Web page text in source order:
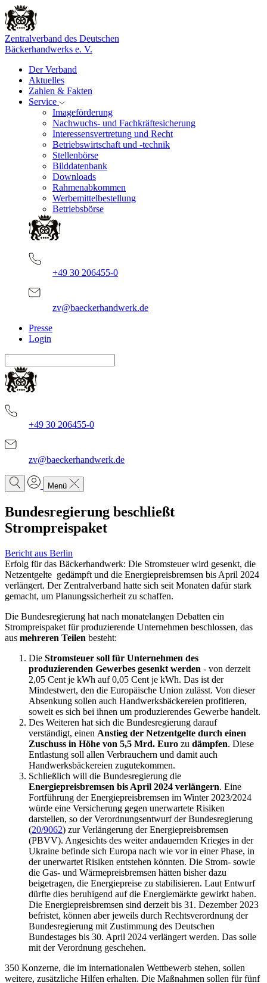
Zentralverband des Deutschen
Bäckerhandwerks e. V.
Der Verband
Aktuelles
Zahlen & Fakten
Service
Imageförderung
Nachwuchs- und Fachkräftesicherung
Interessensvertretung und Recht
Betriebswirtschaft und -technik
Stellenbörse
Bilddatenbank
Downloads
Rahmenabkommen
Werbemittelbestellung
Betriebsbörse
+49 30 206455-0
zv@baeckerhandwerk.de
Presse
Login
+49 30 206455-0
zv@baeckerhandwerk.de
Menü
Bundesregierung beschließt
Strompreispaket
Bericht aus Berlin
Erfolg für das Bäckerhandwerk: Die Stromsteuer wird gesenkt, die
Netzentgelte gedämpft und die Energiepreisbremsen bis April 2024
verlängert. Der Zentralverband hatte sich seit Monaten dafür stark
gemacht, um Planungssicherheit zu schaffen.
Die Bundesregierung hat nach monatelangen Debatten ein
Strompreispaket für produzierende Unternehmen beschlossen, das
aus mehreren Teilen besteht:
Die Stromsteuer soll für Unternehmen des
produzierenden Gewerbes gesenkt werden - von derzeit
2,05 Cent je kWh auf 0,05 Cent je kWh. Das ist der
Mindestwert, den die Europäische Union zulässt. Von dieser
Absenkung sollen auch Handwerksbäckereien profitieren,
soweit es sich bei ihnen um produzierendes Gewerbe handelt.
Des Weiteren hat sich die Bundesregierung darauf
verständigt, einen Anstieg der Netzentgelte durch einen
Zuschuss in Höhe von 5,5 Mrd. Euro zu dämpfen. Diese
Entlastung soll allen Verbrauchern und damit auch
Handwerksbäckereien zugutekommen.
Schließlich will die Bundesregierung die
Energiepreisbremsen bis April 2024 verlängern. Eine
Fortführung der Energiepreisbremsen im Winter 2023/2024
würde eine Versicherung gegen unerwartete Risiken
darstellen, so der Verordnungsentwurf der Bundesregierung
(20/9062) zur Verlängerung der Energiepreisbremsen
(PBVV). Angesichts des weiter andauernden Krieges in der
Ukraine befinde sich Europa nach wie vor in einer Phase, in
der unerwartet Risiken entstehen könnten. Die Strom- sowie
die Gas- und Wärmepreisbremsen hätten bisher dazu
beigetragen, die Energiepreise zu stabilisieren. Laut Entwurf
dürfte dies beruhigend auf die Energiemärkte gewirkt haben.
Die Energiepreisbremsen sind derzeit bis 31. Dezember 2023
befristet, können aber jeweils durch Rechtsverordnung der
Bundesregierung mit Zustimmung des Deutschen
Bundestages bis 30. April 2024 verlängert werden. Das solle
mit der Verordnung geschehen.
350 Konzerne, die im internationalen Wettbewerb stehen, sollen
weitere, zusätzliche Hilfen erhalten. Die Maßnahmen sollen für fünf